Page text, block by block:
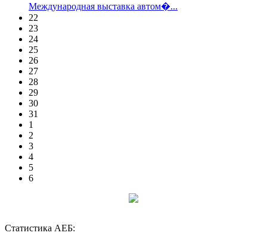
Международная выставка автом�...
22
23
24
25
26
27
28
29
30
31
1
2
3
4
5
6
Статистика АЕБ: